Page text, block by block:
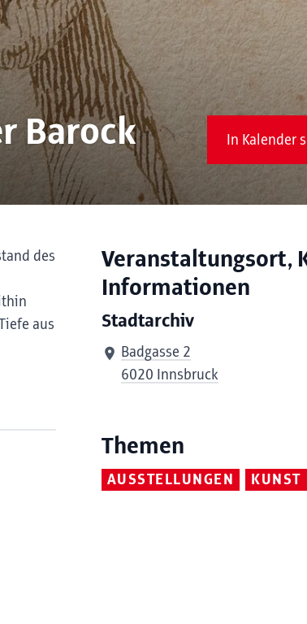
Barock In Kalender
des
aus
Veranstaltungsort,
Informationen
Stadtarchiv
Badgasse 2
6020 Innsbruck
Themen
AUSSTELLUNGEN KUNST